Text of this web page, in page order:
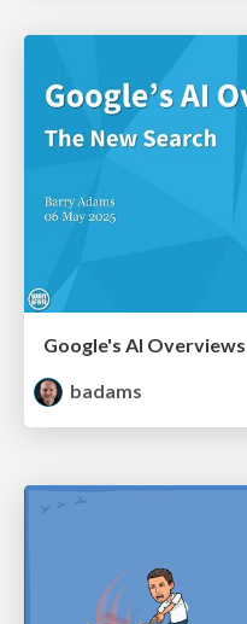
Google's AI
badams